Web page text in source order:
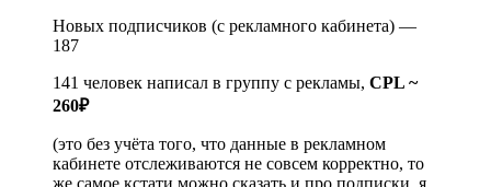
Новых подписчиков (с рекламного кабинета) —
187
141 человек написал в группу с рекламы, CPL ~
260₽
(это без учёта того, что данные в рекламном
кабинете отслеживаются не совсем корректно, то